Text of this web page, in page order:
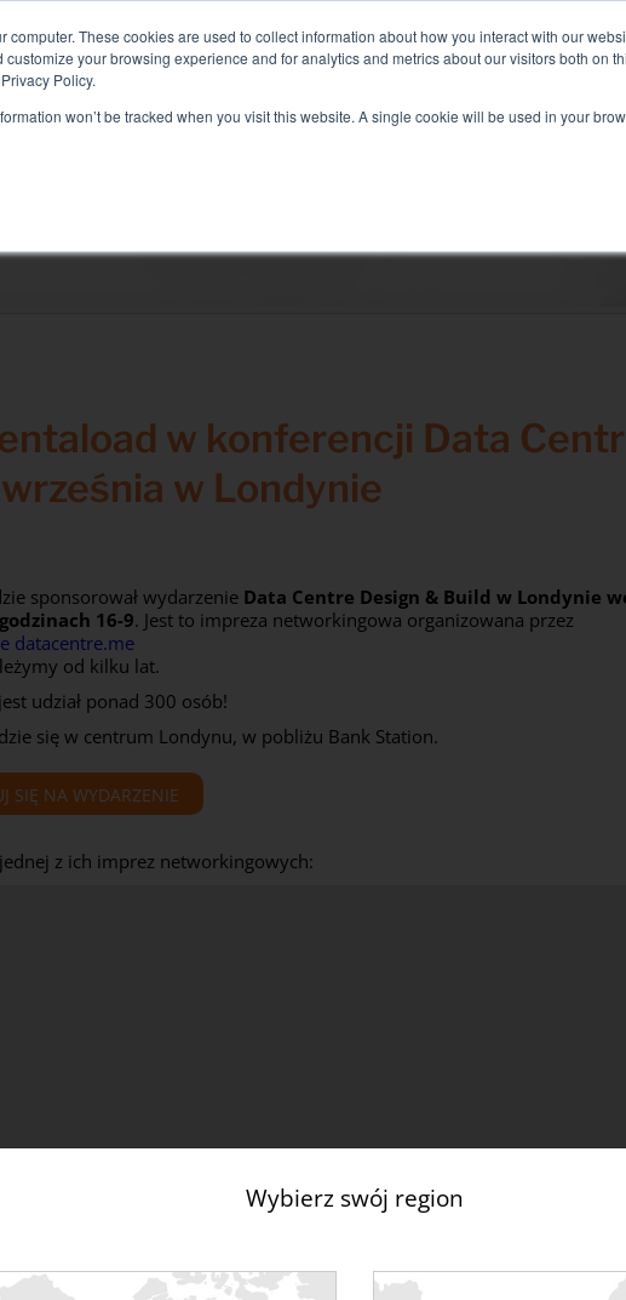
computer. These cookies are used to collect information about how you interact with our
your browsing experience and for analytics and metrics about our visitors both on
Policy.
won’t be tracked when you visit this website. A single cookie will be used in your
200: Liquid+Air Smart Load Bank dla rozwiązań z bezpośrednim
Test falownika
Test akumulatora
w konferencji Data
w Londynie
sponsorował wydarzenie Data Centre Design & Build w Londynie
16-9. Jest to impreza networkingowa organizowana przez
datacentre.me
od kilku lat.
udział ponad 300 osób!
się w centrum Londynu, w pobliżu Bank Station.
SIĘ NA WYDARZENIE
z ich imprez networkingowych:
I ACCEPT
Wybierz swój region